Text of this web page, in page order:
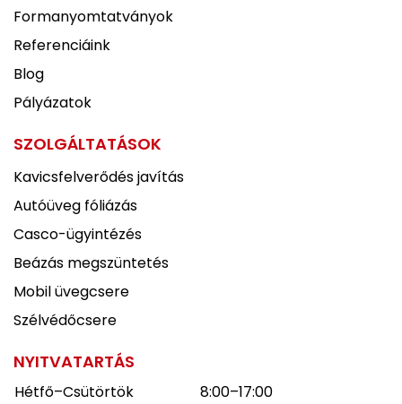
Formanyomtatványok
Referenciáink
Blog
Pályázatok
SZOLGÁLTATÁSOK
Kavicsfelverődés javítás
Autóüveg fóliázás
Casco-ügyintézés
Beázás megszüntetés
Mobil üvegcsere
Szélvédőcsere
NYITVATARTÁS
Hétfő–Csütörtök
8:00–17:00